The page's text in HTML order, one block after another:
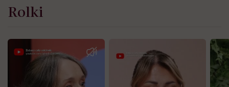
Rolki